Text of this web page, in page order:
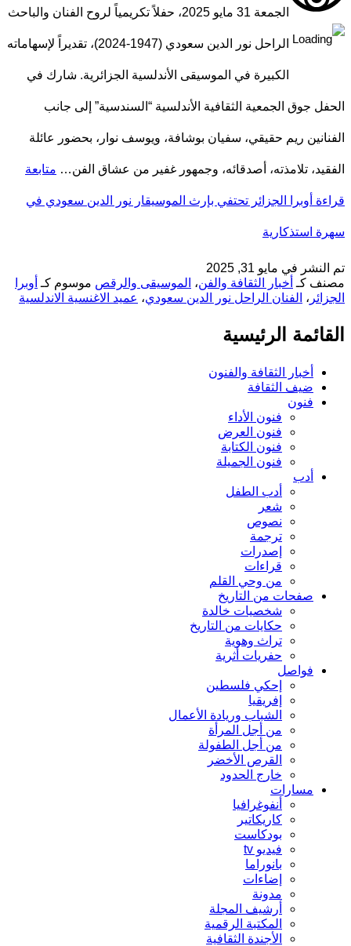
الجمعة 31 مايو 2025، حفلاً تكريمياً لروح الفنان والباحث
الراحل نور الدين سعودي (1947-2024)، تقديراً لإسهاماته
الكبيرة في الموسيقى الأندلسية الجزائرية. شارك في
الحفل جوق الجمعية الثقافية الأندلسية “السندسية” إلى جانب
الفنانين ريم حقيقي، سفيان بوشافة، ويوسف نوار، بحضور عائلة
الفقيد، تلامذته، أصدقائه، وجمهور غفير من عشاق الفن… متابعة
قراءة أوبرا الجزائر تحتفي بإرث الموسيقار نور الدين سعودي في
سهرة استذكارية
تم النشر في مايو 31, 2025
مصنف كـ أخبار الثقافة والفن، الموسيقى والرقص موسوم كـ أوبرا
الجزائر ، الفنان الراحل نور الدين سعودي، عميد الاغنسية الاندلسية
القائمة الرئيسية
أخبار الثقافة والفنون
ضيف الثقافة
فنون
فنون الأداء
فنون العرض
فنون الكتابة
فنون الجميلة
أدب
أدب الطفل
شعر
نصوص
ترجمة
إصدرات
قراءات
من وحي القلم
صفحات من التاريخ
شخصيات خالدة
حكايات من التاريخ
تراث وهوية
حفريات أثرية
فواصل
إحكي فلسطين
إفريقيا
الشباب وريادة الأعمال
من أجل المرأة
من أجل الطفولة
القرص الأخضر
خارج الحدود
مسارات
أنفوغرافيا
كاريكاتير
بودكاست
فيديو tv
بانوراما
إضاءات
مدونة
أرشيف المجلة
المكتبة الرقمية
الأجندة الثقافية